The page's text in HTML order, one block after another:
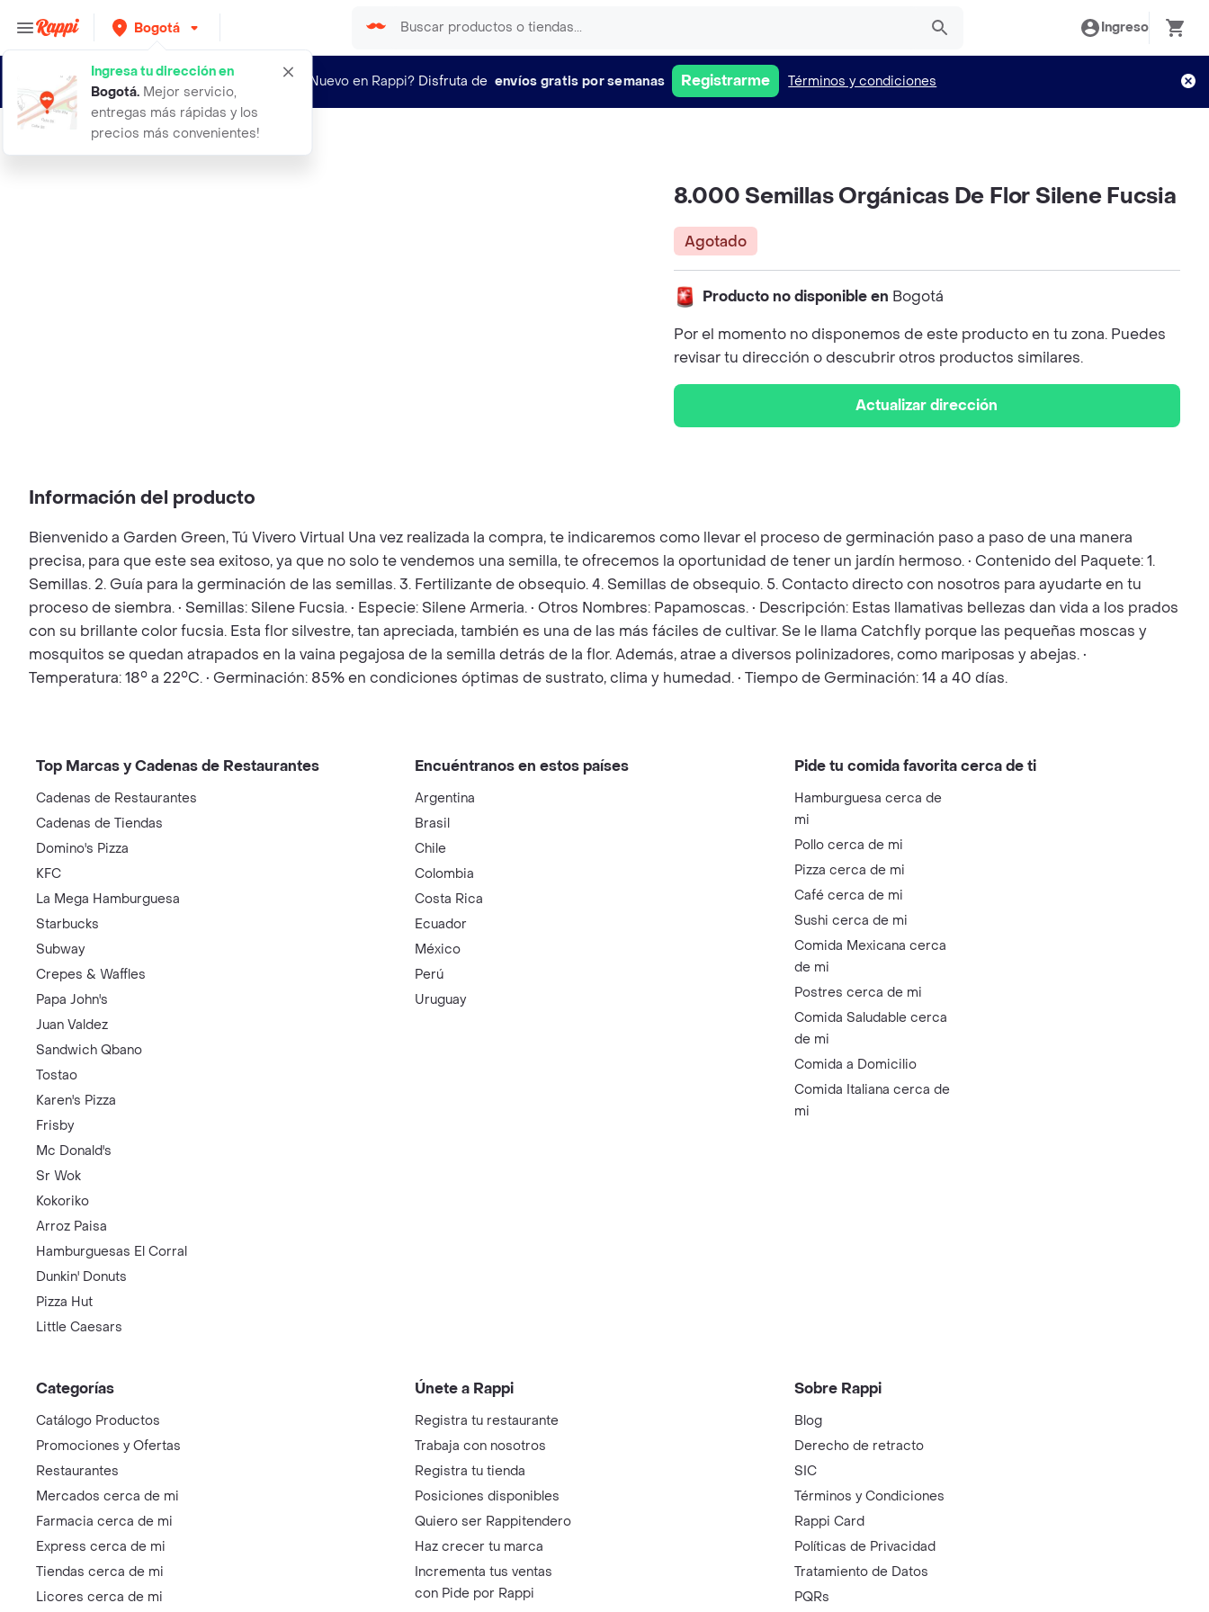
Bogotá
Ingresa tu dirección en
Bogotá. Mejor servicio,
entregas más rápidas y los
precios más convenientes!
Ingreso
¿Nuevo en Rappi? Disfruta de envíos gratis por semanas Registrarme Términos y condiciones
8000 semillas organicas de flor sil
8.000 Semillas Orgánicas De Flor Silene Fucsia
Agotado
Producto no disponible en Bogotá
Por el momento no disponemos de este producto en tu zona. Puedes
revisar tu dirección o descubrir otros productos similares.
Actualizar dirección
Información del producto
Bienvenido a Garden Green, Tú Vivero Virtual Una vez realizada la compra, te indicaremos como llevar el proceso de germinación paso a paso de una manera
precisa, para que este sea exitoso, ya que no solo te vendemos una semilla, te ofrecemos la oportunidad de tener un jardín hermoso. • Contenido del Paquete: 1.
Semillas. 2. Guía para la germinación de las semillas. 3. Fertilizante de obsequio. 4. Semillas de obsequio. 5. Contacto directo con nosotros para ayudarte en tu
proceso de siembra. • Semillas: Silene Fucsia. • Especie: Silene Armeria. • Otros Nombres: Papamoscas. • Descripción: Estas llamativas bellezas dan vida a los prados
con su brillante color fucsia. Esta flor silvestre, tan apreciada, también es una de las más fáciles de cultivar. Se le llama Catchfly porque las pequeñas moscas y
mosquitos se quedan atrapados en la vaina pegajosa de la semilla detrás de la flor. Además, atrae a diversos polinizadores, como mariposas y abejas. •
Temperatura: 18° a 22°C. • Germinación: 85% en condiciones óptimas de sustrato, clima y humedad. • Tiempo de Germinación: 14 a 40 días.
Top Marcas y Cadenas de Restaurantes
Cadenas de Restaurantes
Cadenas de Tiendas
Domino's Pizza
KFC
La Mega Hamburguesa
Starbucks
Subway
Crepes & Waffles
Papa John's
Juan Valdez
Sandwich Qbano
Tostao
Karen's Pizza
Frisby
Mc Donald's
Sr Wok
Kokoriko
Arroz Paisa
Hamburguesas El Corral
Dunkin' Donuts
Pizza Hut
Little Caesars
Encuéntranos en estos países
Argentina
Brasil
Chile
Colombia
Costa Rica
Ecuador
México
Perú
Uruguay
Pide tu comida favorita cerca de ti
Hamburguesa cerca de
mi
Pollo cerca de mi
Pizza cerca de mi
Café cerca de mi
Sushi cerca de mi
Comida Mexicana cerca
de mi
Postres cerca de mi
Comida Saludable cerca
de mi
Comida a Domicilio
Comida Italiana cerca de
mi
Categorías
Catálogo Productos
Promociones y Ofertas
Restaurantes
Mercados cerca de mi
Farmacia cerca de mi
Express cerca de mi
Tiendas cerca de mi
Licores cerca de mi
Únete a Rappi
Registra tu restaurante
Trabaja con nosotros
Registra tu tienda
Posiciones disponibles
Quiero ser Rappitendero
Haz crecer tu marca
Incrementa tus ventas
con Pide por Rappi
Sobre Rappi
Blog
Derecho de retracto
SIC
Términos y Condiciones
Rappi Card
Políticas de Privacidad
Tratamiento de Datos
PQRs